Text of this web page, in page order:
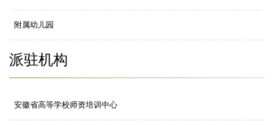
附属幼儿园
派驻机构
安徽省高等学校师资培训中心